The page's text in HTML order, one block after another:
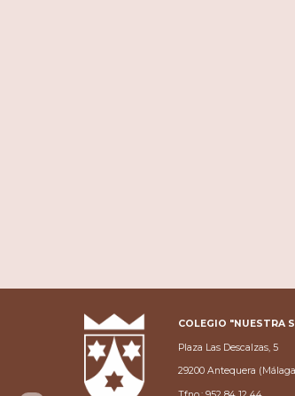
COLEGIO "NUESTRA
Plaza Las Descalzas, 5
29200 Antequera